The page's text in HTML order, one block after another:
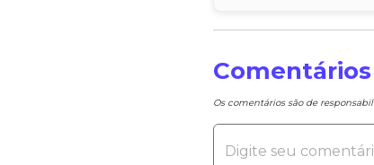
Comentários
Os comentários são de